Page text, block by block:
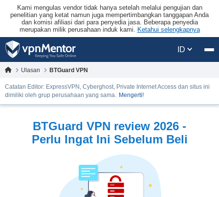
Kami mengulas vendor tidak hanya setelah melalui pengujian dan
penelitian yang ketat namun juga mempertimbangkan tanggapan Anda
dan komisi afiliasi dari para penyedia jasa. Beberapa penyedia
merupakan milik perusahaan induk kami. Ketahui selengkapnya
ID
Ulasan BTGuard VPN
Catatan Editor: ExpressVPN, Cyberghost, Private Internet Access dan situs ini
dimiliki oleh grup perusahaan yang sama. Mengerti!
BTGuard VPN review 2026 -
Perlu Ingat Ini Sebelum Beli